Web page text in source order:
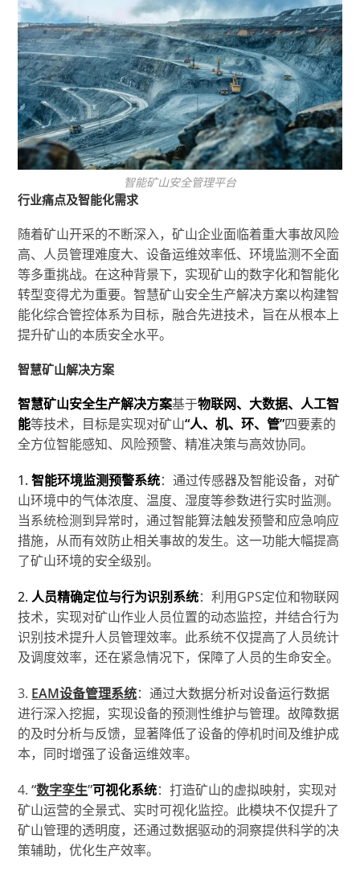
智能矿山安全管理平台
行业痛点及智能化需求
随着矿山开采的不断深入，矿山企业面临着重大事故风险
高、人员管理难度大、设备运维效率低、环境监测不全面
等多重挑战。在这种背景下，实现矿山的数字化和智能化
转型变得尤为重要。智慧矿山安全生产解决方案以构建智
能化综合管控体系为目标，融合先进技术，旨在从根本上
提升矿山的本质安全水平。
智慧矿山解决方案
智慧矿山安全生产解决方案基于物联网、大数据、人工智
能等技术，目标是实现对矿山“人、机、环、管”四要素的
全方位智能感知、风险预警、精准决策与高效协同。
1.智能环境监测预警系统：通过传感器及智能设备，对矿
山环境中的气体浓度、温度、湿度等参数进行实时监测。
当系统检测到异常时，通过智能算法触发预警和应急响应
措施，从而有效防止相关事故的发生。这一功能大幅提高
了矿山环境的安全级别。
2.人员精确定位与行为识别系统：利用GPS定位和物联网
技术，实现对矿山作业人员位置的动态监控，并结合行为
识别技术提升人员管理效率。此系统不仅提高了人员统计
及调度效率，还在紧急情况下，保障了人员的生命安全。
3. EAM设备管理系统：通过大数据分析对设备运行数据
进行深入挖掘，实现设备的预测性维护与管理。故障数据
的及时分析与反馈，显著降低了设备的停机时间及维护成
本，同时增强了设备运维效率。
4.“数字孪生”可视化系统：打造矿山的虚拟映射，实现对
矿山运营的全景式、实时可视化监控。此模块不仅提升了
矿山管理的透明度，还通过数据驱动的洞察提供科学的决
策辅助，优化生产效率。